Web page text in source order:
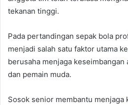
tekanan tinggi.
Pada pertandingan sepak bola
menjadi salah satu faktor utama
berusaha menjaga
dan pemain muda.
Sosok senior membantu menjaga